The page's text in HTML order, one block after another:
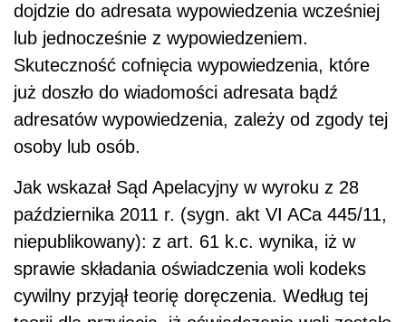
dojdzie do adresata wypowiedzenia wcześniej
lub jednocześnie z wypowiedzeniem.
Skuteczność cofnięcia wypowiedzenia, które
już doszło do wiadomości adresata bądź
adresatów wypowiedzenia, zależy od zgody tej
osoby lub osób.
Jak wskazał Sąd Apelacyjny w wyroku z 28
października 2011 r. (sygn. akt VI ACa 445/11,
niepublikowany): z art. 61 k.c. wynika, iż w
sprawie składania oświadczenia woli kodeks
cywilny przyjął teorię doręczenia. Według tej